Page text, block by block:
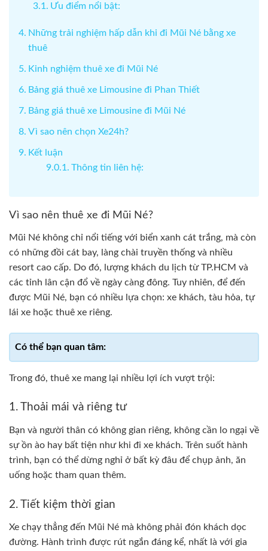
Ưu điểm nổi bật:
Những trải nghiệm hấp dẫn khi đi Mũi Né bằng xe
thuê
Kinh nghiệm thuê xe đi Mũi Né
Bảng giá thuê xe Limousine đi Phan Thiết
Bảng giá thuê xe Limousine đi Mũi Né
Vì sao nên chọn Xe24h?
Kết luận
Thông tin liên hệ:
Vì sao nên thuê xe đi Mũi Né?
Mũi Né không chỉ nổi tiếng với biển xanh cát trắng, mà còn
có những đồi cát bay, làng chài truyền thống và nhiều
resort cao cấp. Do đó, lượng khách du lịch từ TP.HCM và
các tỉnh lân cận đổ về ngày càng đông. Tuy nhiên, để đến
được Mũi Né, bạn có nhiều lựa chọn: xe khách, tàu hỏa, tự
lái xe hoặc thuê xe riêng.
Trong đó, thuê xe mang lại nhiều lợi ích vượt trội:
1. Thoải mái và riêng tư
Bạn và người thân có không gian riêng, không cần lo ngại về
sự ồn ào hay bất tiện như khi đi xe khách. Trên suốt hành
trình, bạn có thể dừng nghỉ ở bất kỳ đâu để chụp ảnh, ăn
uống hoặc tham quan thêm.
2. Tiết kiệm thời gian
Xe chạy thẳng đến Mũi Né mà không phải đón khách dọc
đường. Hành trình được rút ngắn đáng kể, nhất là với gia